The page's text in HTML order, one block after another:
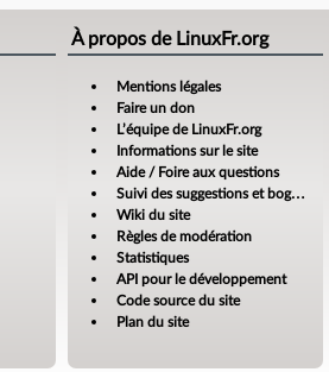
À propos de LinuxFr.org
Mentions légales
Faire un don
L’équipe de LinuxFr.org
Informations sur le site
Aide / Foire aux questions
Suivi des suggestions et bogues
Wiki du site
Règles de modération
Statistiques
API pour le développement
Code source du site
Plan du site